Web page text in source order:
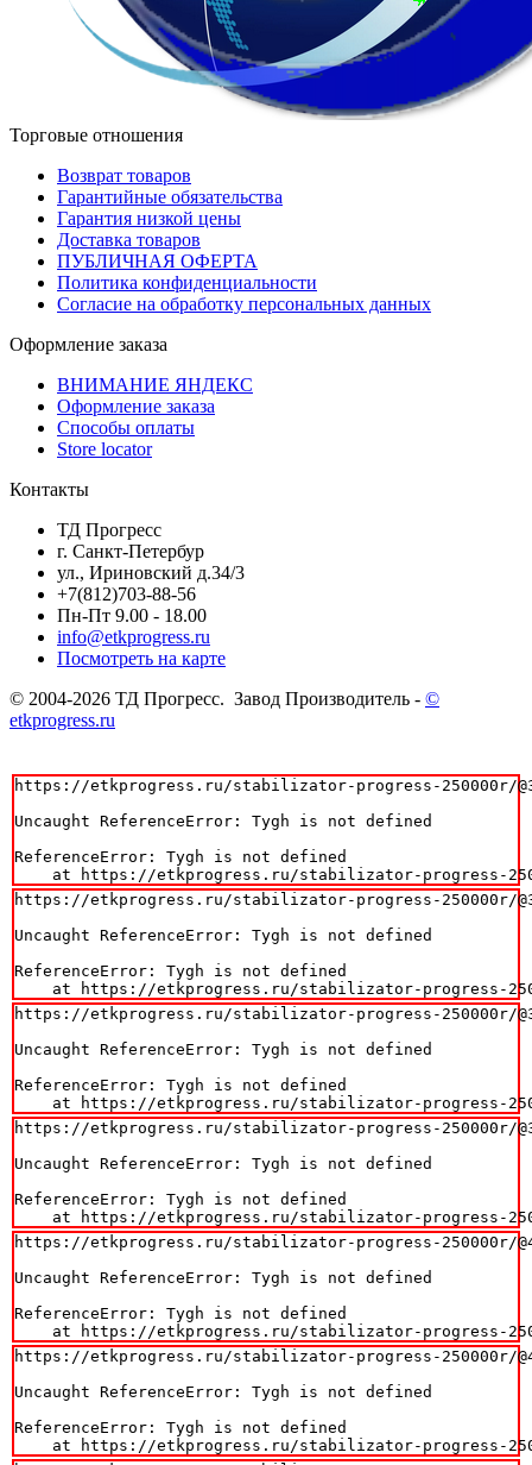
Торговые отношения
Возврат товаров
Гарантийные обязательства
Гарантия низкой цены
Доставка товаров
ПУБЛИЧНАЯ ОФЕРТА
Политика конфиденциальности
Согласие на обработку персональных данных
Оформление заказа
ВНИМАНИЕ ЯНДЕКС
Оформление заказа
Способы оплаты
Store locator
Контакты
ТД Прогресс
г. Санкт-Петербур
ул., Ириновский д.34/3
+7(812)703-88-56
Пн-Пт 9.00 - 18.00
info@etkprogress.ru
Посмотреть на карте
© 2004-2026 ТД Прогресс. Завод Производитель - ©
etkprogress.ru
https://etkprogress.ru/stabilizator-progress-250000r/
Uncaught ReferenceError: Tygh is not defined
ReferenceError: Tygh is not defined
at https://etkprogress.ru/stabilizator-progress-
https://etkprogress.ru/stabilizator-progress-250000r/
Uncaught ReferenceError: Tygh is not defined
ReferenceError: Tygh is not defined
at https://etkprogress.ru/stabilizator-progress-
https://etkprogress.ru/stabilizator-progress-250000r/
Uncaught ReferenceError: Tygh is not defined
ReferenceError: Tygh is not defined
at https://etkprogress.ru/stabilizator-progress-
https://etkprogress.ru/stabilizator-progress-250000r/
Uncaught ReferenceError: Tygh is not defined
ReferenceError: Tygh is not defined
at https://etkprogress.ru/stabilizator-progress-
https://etkprogress.ru/stabilizator-progress-250000r/
Uncaught ReferenceError: Tygh is not defined
ReferenceError: Tygh is not defined
at https://etkprogress.ru/stabilizator-progress-
https://etkprogress.ru/stabilizator-progress-250000r/
Uncaught ReferenceError: Tygh is not defined
ReferenceError: Tygh is not defined
at https://etkprogress.ru/stabilizator-progress-